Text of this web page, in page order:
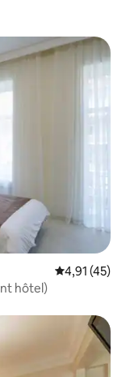
Évaluation
4,91 (45)
hôtel)